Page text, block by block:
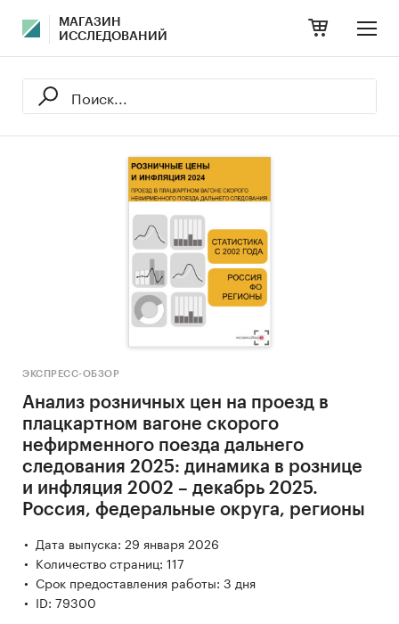
МАГАЗИН
ИССЛЕДОВАНИЙ
ЭКСПРЕСС-ОБЗОР
Анализ розничных цен на проезд в
плацкартном вагоне скорого
нефирменного поезда дальнего
следования 2025: динамика в рознице
и инфляция 2002 – декабрь 2025.
Россия, федеральные округа, регионы
Дата выпуска: 29 января 2026
Количество страниц: 117
Срок предоставления работы: 3 дня
ID: 79300